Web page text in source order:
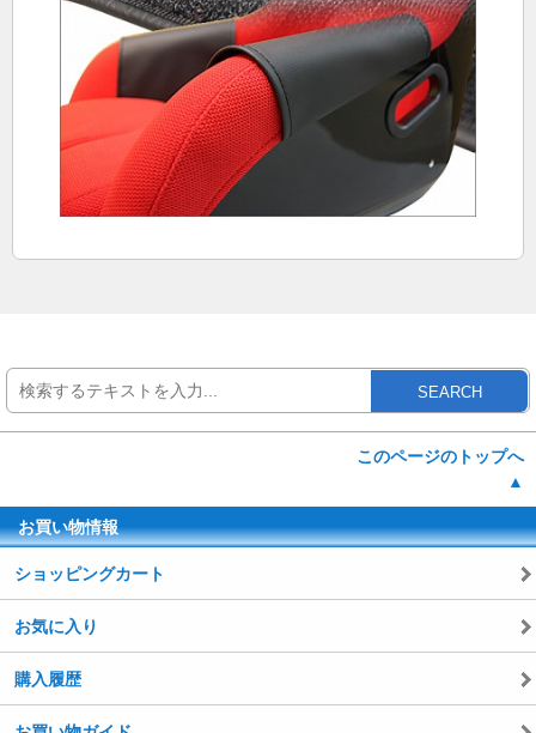
SEARCH
このページのトップへ
▲
お買い物情報
ショッピングカート
お気に入り
購入履歴